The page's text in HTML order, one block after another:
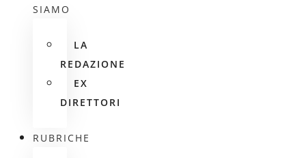
SIAMO
LA
REDAZIONE
EX
DIRETTORI
RUBRICHE